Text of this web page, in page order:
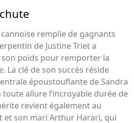
remplie de gagnants
de Justine Triet a
poids pour remporter la
La clé de son succès réside
époustouflante de Sandra
allure l’incroyable durée de
revient également au
et son mari Arthur Harari, qui